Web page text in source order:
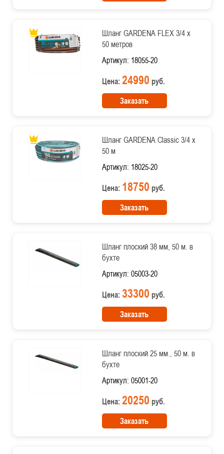
Шланг GARDENA FLEX 3/4 х
50 метров
Артикул: 18055-20
Цена: 24990 руб.
Заказать
Шланг GARDENA Classic 3/4 х
50 м
Артикул: 18025-20
Цена: 18750 руб.
Заказать
Шланг плоский 38 мм, 50 м. в
бухте
Артикул: 05003-20
Цена: 33300 руб.
Заказать
Шланг плоский 25 мм., 50 м. в
бухте
Артикул: 05001-20
Цена: 20250 руб.
Заказать